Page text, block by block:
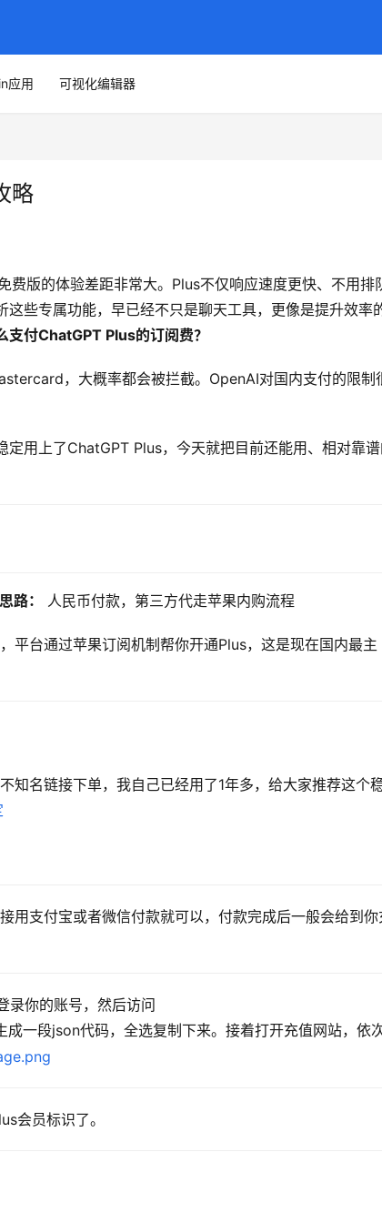
应用 可视化编辑器
略
费版的体验差距非常大。Plus不仅响应速度更快、不用排
些专属功能，早已经不只是聊天工具，更像是提升效率
支付ChatGPT Plus的订阅费？
，大概率都会被拦截。OpenAI对国内支付的限制
用上了ChatGPT Plus，今天就把目前还能用、相对靠
路： 人民币付款，第三方代走苹果内购流程
平台通过苹果订阅机制帮你开通Plus，这是现在国内最主
知名链接下单，我自己已经用了1年多，给大家推荐这个
用支付宝或者微信付款就可以，付款完成后一般会给到你
成一段json代码，全选复制下来。接着打开充值网站，依
会员标识了。